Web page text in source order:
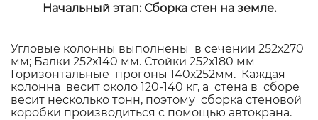
Начальный этап: Сборка стен на земле.
Угловые колонны выполнены в сечении 252х270
мм; Балки 252х140 мм. Стойки 252х180 мм
Горизонтальные прогоны 140х252мм. Каждая
колонна весит около 120-140 кг, а стена в сборе
весит несколько тонн, поэтому сборка стеновой
коробки производиться с помощью автокрана.